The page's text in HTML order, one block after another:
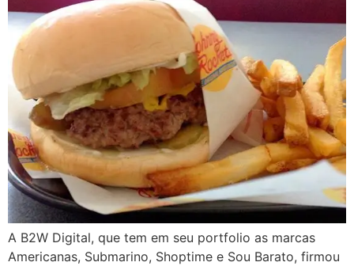
A B2W Digital, que tem em seu portfolio as marcas
Americanas, Submarino, Shoptime e Sou Barato, firmou